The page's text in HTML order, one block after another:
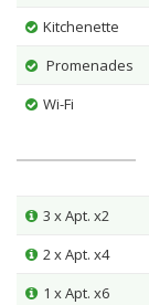
Kitchenette
Promenades
Wi-Fi
3 x Apt. x2
2 x Apt. x4
1 x Apt. x6